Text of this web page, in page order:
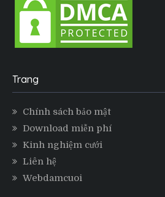
Trang
Chính sách bảo mật
Download miễn phí
Kinh nghiệm cưới
Liên hệ
Webdamcuoi